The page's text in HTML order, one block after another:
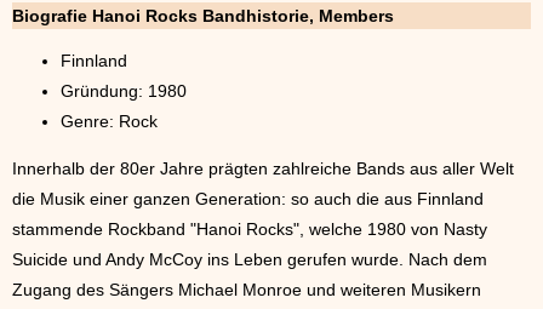
Biografie Hanoi Rocks Bandhistorie, Members
Finnland
Gründung: 1980
Genre: Rock
Innerhalb der 80er Jahre prägten zahlreiche Bands aus aller Welt
die Musik einer ganzen Generation: so auch die aus Finnland
stammende Rockband "Hanoi Rocks", welche 1980 von Nasty
Suicide und Andy McCoy ins Leben gerufen wurde. Nach dem
Zugang des Sängers Michael Monroe und weiteren Musikern